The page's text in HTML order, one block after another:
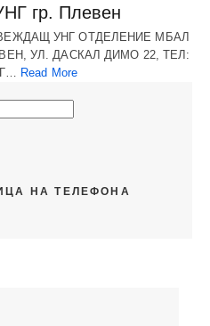
гр. Плевен
УНГ ОТДЕЛЕНИЕ МБАЛ
УЛ. ДАСКАЛ ДИМО 22, ТЕЛ:
Read More
НА ТЕЛЕФОНА